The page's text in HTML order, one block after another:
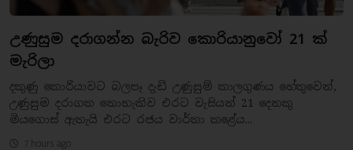
උණුසුම දරාගන්න බැරිව කොරියානුවෝ 21 ක්
මැරිලා
දකුණු කොරියාවට බලපෑ දැඩි උණුසුම් කාලගුණය හේතුවෙන්,
උණුසුම දරාගත නොහැකිව එරට වැසියන් 21 දෙනකු
මියගොස් ඇතැයි එරට රජය වාර්තා කළේය...
7 hours ago